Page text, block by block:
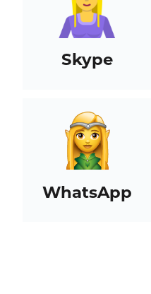
Skype
WhatsApp